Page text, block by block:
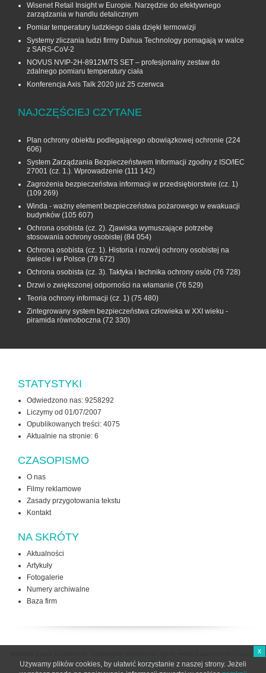
Wisenet Retail Insight w Europie. Narzędzie do efektywnego
zarządzania w handlu detalicznym
Pomiar temperatury ludzkiego ciała dzięki termowizji
Systemy zliczania ludzi firmy Dahua Technology pomagają w walce
z SARS-CoV-2
NOVUS NVIP-2H-8912M/TS SET – profesjonalny zestaw do
zdalnego pomiaru temperatury ciała
Konferencja Axis Talk 2020 już 25 czerwca
NAJCZĘŚCIEJ CZYTANE
Plan ochrony obiektu podlegającego obowiązkowej ochronie (224
606)
System Zarządzania Bezpieczeństwem Informacji zgodny z ISO/IEC
27001 (cz. 1.). Wprowadzenie (111 142)
Zagrożenia bezpieczeństwa informacji w przedsiębiorstwie (cz. 1)
(109 269)
Winda - ważny element bezpieczeństwa pożarowego w ewakuacji
budynków (105 607)
Ochrona osobista (cz. 2). Zjawiska wymuszające potrzebę
stosowania ochrony osobistej (84 054)
Ochrona osobista (cz. 1). Historia i rozwój ochrony osobistej na
świecie i w Polsce (79 672)
Ochrona osobista (cz. 3). Taktyka i technika ochrony osób (76 728)
Drzwi o zwiększonej odporności na włamanie (76 529)
Teoria ochrony informacji (cz. 1) (75 480)
Zintegrowany system bezpieczeństwa człowieka w XXI wieku -
piramida równoboczna (72 330)
STATYSTYKI
Odwiedzono nas: 9258292
Liczymy od 01/07/2007
Opublikowanych treści: 4075
Aktualnie na stronie: 6
CZASOPISMO
O nas
Filmy reklamowe
Zasady przygotowania tekstu
Kontakt
NA SKRÓTY
Aktualności
Artykuły
Fotogalerie
Numery archiwalne
Baza firm
użytkowania strony
x
Używamy plików cookies, by ułatwić korzystanie z naszej strony. Jeżeli